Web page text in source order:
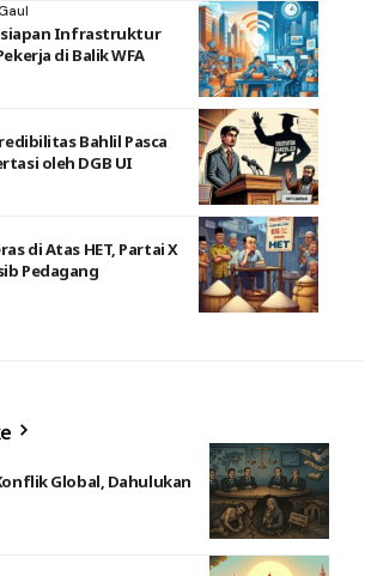
Infrastruktur
di Balik WFA
Bahlil Pasca
oleh DGB UI
di Atas HET, Partai X
Pedagang
Global, Dahulukan